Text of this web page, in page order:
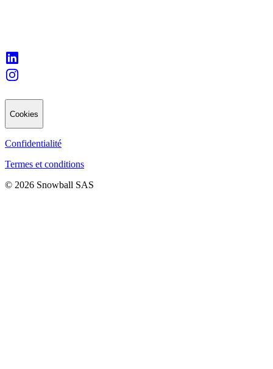
Cookies
Confidentialité
Termes et conditions
© 2026 Snowball SAS